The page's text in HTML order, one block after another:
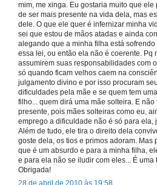
mim, me xinga. Eu gostaria muito que
de ser mais presente na vida dela, mas
dele. O que ele quer é infernizar minha
sei que estou de mãos atadas e ainda
alegando que a minha filha está
essa lei, ou então ela não é coerente.
assumirem suas responsabilidades com
só quando ficam velhos caem na
julgamento divino e por isso procuram
dificuldades pela mãe e se quem tem
filho... quem dirá uma mãe solteira. E
presente, pois mães solteiras como eu,
emprego a dificuldade não é só para
Além de tudo, ele tira o direito dela
goste dela, os tios e primos adoram.
que é um absurdo e para a minha filha,
e para ela não se iludir com eles... É
Obrigada!
28 de abril de 2010 às 19:58